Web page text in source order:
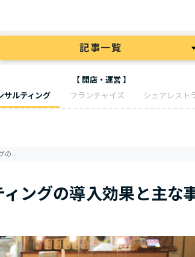
記事一覧
【 開店・運営 】
サルティング フランチャイズ シェアレスト
訴求力を高める五感刺激マーケティングの導入効果と主な事例
ングの導入効果と主な